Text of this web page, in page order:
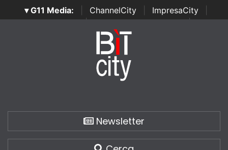
▾ G11 Media: ChannelCity ImpresaCity
SecurityOpenLab | Italian Channel Awards | Italian
Italian Security Awards
Newsletter